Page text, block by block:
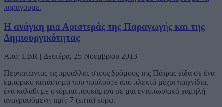
Η ανάγκη μια Αριστεράς της Παραγωγής και της
Δημιουργικότητας
Από: EBR | Δευτέρα, 25 Νοεμβρίου 2013
Περπατώντας τις προάλλες στους δρόμους της Πάτρας είδα σε ένα
εμπορικό κατάστημα που πουλούσε από πλεκτά μέχρι παιχνίδια,
ένα καλάθι με σκόρπια πουκάμισα σε μια εντυπωσιακά χαμηλή
αναγραφόμενη τιμή: 7 (επτά) ευρώ.